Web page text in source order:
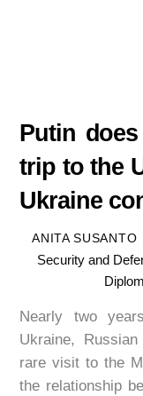
Putin
trip to the
Ukraine
ANITA SUSANTO
Security and
Nearly two
Ukraine,
rare visit to the
the relationship